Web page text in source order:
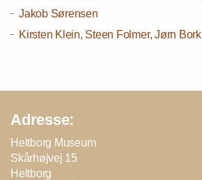
Jakob Sørensen
Kirsten Klein, Steen Folmer, Jørn Bork
Adresse:
Heltborg Museum
Skårhøjvej 15
Heltborg